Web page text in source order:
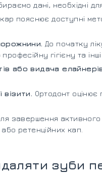
дані, необхідні
пояснює доступні
До початку
гігієну та
або видача
візити. Ортодонт оцінює
завершення
ретенційних кап.
зуби